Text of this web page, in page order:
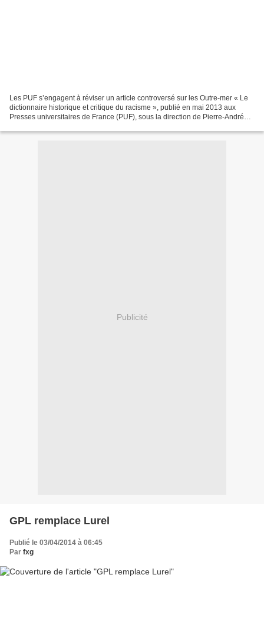
Les PUF s’engagent à réviser un article controversé sur les Outre-mer « Le
dictionnaire historique et critique du racisme », publié en mai 2013 aux
Presses universitaires de France (PUF), sous la direction de Pierre-André
Publicité
GPL remplace Lurel
Publié le 03/04/2014 à 06:45
Par fxg